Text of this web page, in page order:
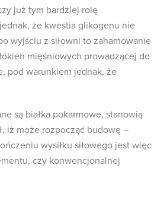
już tym bardziej rolę
że kwestia glikogenu nie
wyjściu z siłowni to zahamowanie
mięśniowych prowadzącej do
pod warunkiem jednak, że
są białka pokarmowe, stanowią
iż może rozpocząć budowę –
wysiłku siłowego jest więc
czy konwencjonalnej